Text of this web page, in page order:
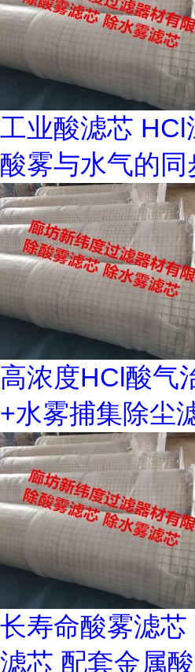
工业酸滤芯 HCl
酸雾与水气的同
高浓度HCl酸气
+水雾捕集除尘
长寿命酸雾滤芯
滤芯 配套金属